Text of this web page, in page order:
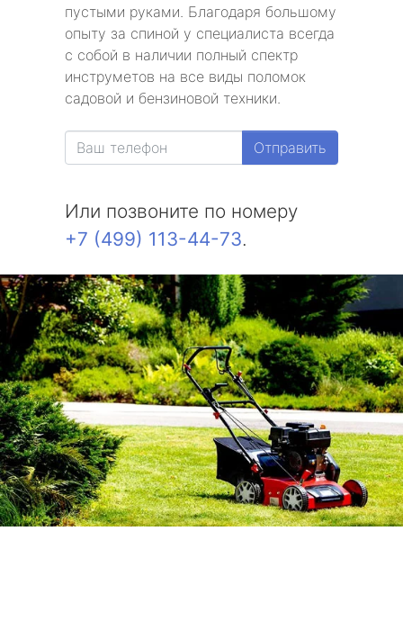
пустыми руками. Благодаря большому
опыту за спиной у специалиста всегда
с собой в наличии полный спектр
инструметов на все виды поломок
садовой и бензиновой техники.
Отправить
Или позвоните по номеру
+7 (499) 113-44-73.